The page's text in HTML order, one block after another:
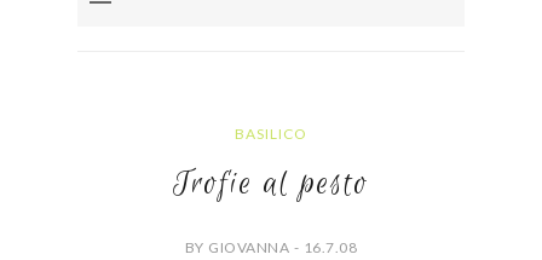
BASILICO
Trofie al pesto
BY GIOVANNA - 16.7.08